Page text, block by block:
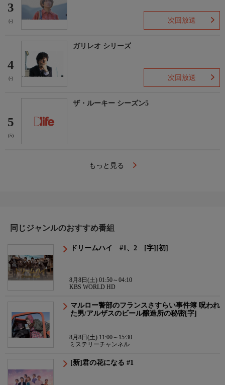
3
(-) 次回放送
4
(-)
ガリレオ シリーズ
次回放送
5
(5)
ザ・ルーキー シーズン5
もっと見る
同じジャンルのおすすめ番組
ドリームハイ #1、2 [字][初]
8月8日(土) 01:50～04:10
KBS WORLD HD
マルロー警部のフランスさすらい事件簿 呪われ
た男/アルザスのビール醸造所の秘密[字]
8月8日(土) 11:00～15:30
ミステリーチャンネル
[新]君の花になる #1